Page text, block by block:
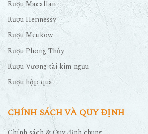
Rượu Macallan
Rượu Hennessy
Rượu Meukow
Rượu Phong Thủy
Rượu Vương tài kim ngưu
Rượu hộp quà
CHÍNH SÁCH VÀ QUY ĐỊNH